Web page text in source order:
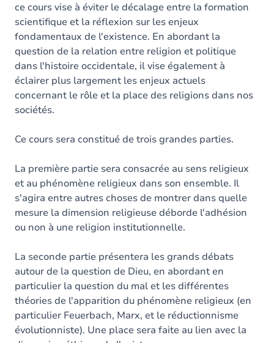
ce cours vise à éviter le décalage entre la formation
scientifique et la réflexion sur les enjeux
fondamentaux de l'existence. En abordant la
question de la relation entre religion et politique
dans l'histoire occidentale, il vise également à
éclairer plus largement les enjeux actuels
concernant le rôle et la place des religions dans nos
sociétés.
Ce cours sera constitué de trois grandes parties.
La première partie sera consacrée au sens religieux
et au phénomène religieux dans son ensemble. Il
s'agira entre autres choses de montrer dans quelle
mesure la dimension religieuse déborde l'adhésion
ou non à une religion institutionnelle.
La seconde partie présentera les grands débats
autour de la question de Dieu, en abordant en
particulier la question du mal et les différentes
théories de l'apparition du phénomène religieux (en
particulier Feuerbach, Marx, et le réductionnisme
évolutionniste). Une place sera faite au lien avec la